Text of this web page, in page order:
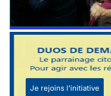
Je rejoins l'initiative